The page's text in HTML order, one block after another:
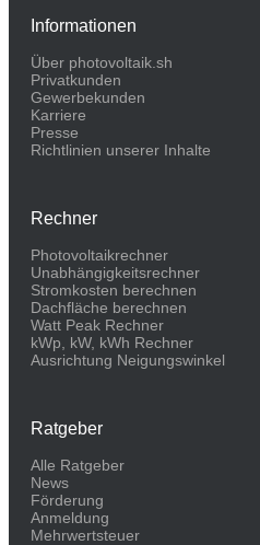
Informationen
Über photovoltaik.sh
Privatkunden
Gewerbekunden
Karriere
Presse
Richtlinien unserer Inhalte
Rechner
Photovoltaikrechner
Unabhängigkeitsrechner
Stromkosten berechnen
Dachfläche berechnen
Watt Peak Rechner
kWp, kW, kWh Rechner
Ausrichtung Neigungswinkel
Ratgeber
Alle Ratgeber
News
Förderung
Anmeldung
Mehrwertsteuer